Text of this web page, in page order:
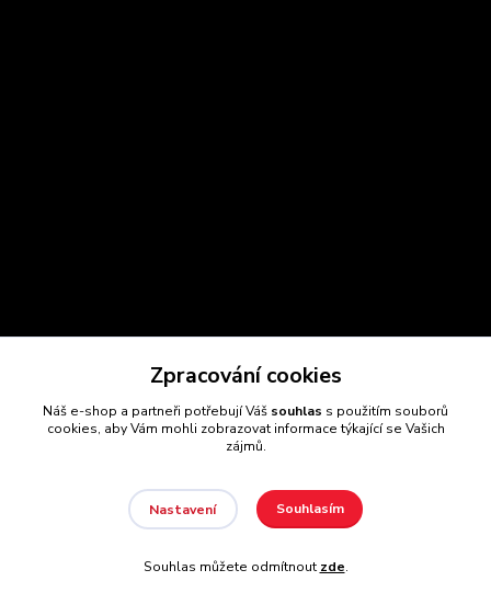
Zpracování cookies
Náš e-shop a partneři potřebují Váš souhlas s použitím souborů
cookies, aby Vám mohli zobrazovat informace týkající se Vašich
zájmů.
Nastavení Souhlasím
Souhlas můžete odmítnout zde.